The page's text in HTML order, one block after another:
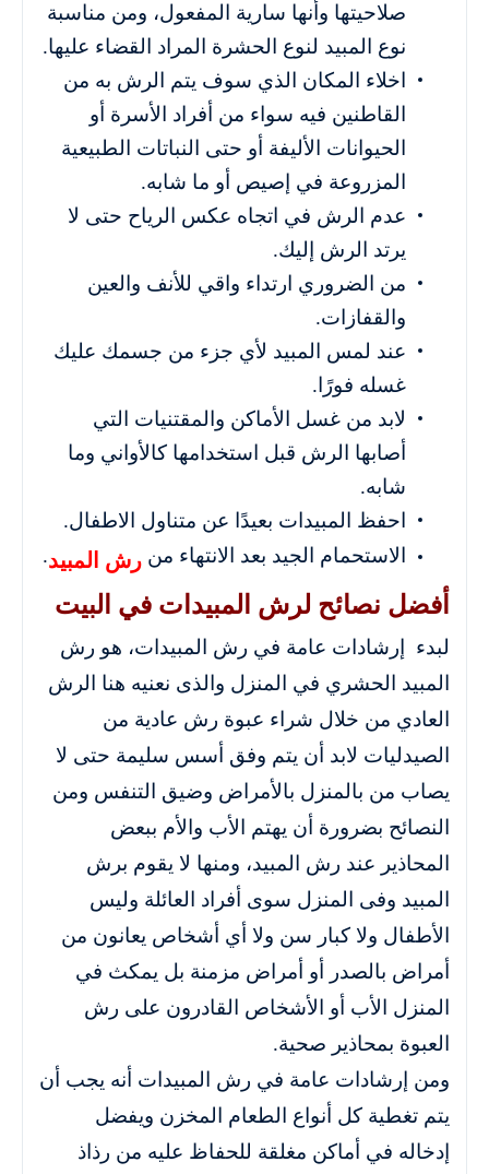
صلاحيتها وأنها سارية المفعول، ومن مناسبة
نوع المبيد لنوع الحشرة المراد القضاء عليها.
اخلاء المكان الذي سوف يتم الرش به من
القاطنين فيه سواء من أفراد الأسرة أو
الحيوانات الأليفة أو حتى النباتات الطبيعية
المزروعة في إصيص أو ما شابه.
عدم الرش في اتجاه عكس الرياح حتى لا
يرتد الرش إليك.
من الضروري ارتداء واقي للأنف والعين
والقفازات.
عند لمس المبيد لأي جزء من جسمك عليك
غسله فورًا.
لابد من غسل الأماكن والمقتنيات التي
أصابها الرش قبل استخدامها كالأواني وما
شابه.
احفظ المبيدات بعيدًا عن متناول الاطفال.
الاستحمام الجيد بعد الانتهاء من رش المبيد.
أفضل نصائح لرش المبيدات في البيت
لبدء إرشادات عامة في رش المبيدات، هو رش
المبيد الحشري في المنزل والذى نعنيه هنا الرش
العادي من خلال شراء عبوة رش عادية من
الصيدليات لابد أن يتم وفق أسس سليمة حتى لا
يصاب من بالمنزل بالأمراض وضيق التنفس ومن
النصائح بضرورة أن يهتم الأب والأم ببعض
المحاذير عند رش المبيد، ومنها لا يقوم برش
المبيد وفى المنزل سوى أفراد العائلة وليس
الأطفال ولا كبار سن ولا أي أشخاص يعانون من
أمراض بالصدر أو أمراض مزمنة بل يمكث في
المنزل الأب أو الأشخاص القادرون على رش
العبوة بمحاذير صحية.
ومن إرشادات عامة في رش المبيدات أنه يجب أن
يتم تغطية كل أنواع الطعام المخزن ويفضل
إدخاله في أماكن مغلقة للحفاظ عليه من رذاذ